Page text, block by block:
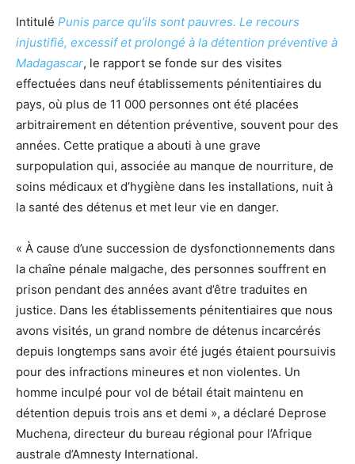
Intitulé Punis parce qu’ils sont pauvres. Le recours
injustifié, excessif et prolongé à la détention préventive à
Madagascar, le rapport se fonde sur des visites
effectuées dans neuf établissements pénitentiaires du
pays, où plus de 11 000 personnes ont été placées
arbitrairement en détention préventive, souvent pour des
années. Cette pratique a abouti à une grave
surpopulation qui, associée au manque de nourriture, de
soins médicaux et d’hygiène dans les installations, nuit à
la santé des détenus et met leur vie en danger.
« À cause d’une succession de dysfonctionnements dans
la chaîne pénale malgache, des personnes souffrent en
prison pendant des années avant d’être traduites en
justice. Dans les établissements pénitentiaires que nous
avons visités, un grand nombre de détenus incarcérés
depuis longtemps sans avoir été jugés étaient poursuivis
pour des infractions mineures et non violentes. Un
homme inculpé pour vol de bétail était maintenu en
détention depuis trois ans et demi », a déclaré Deprose
Muchena, directeur du bureau régional pour l’Afrique
australe d’Amnesty International.